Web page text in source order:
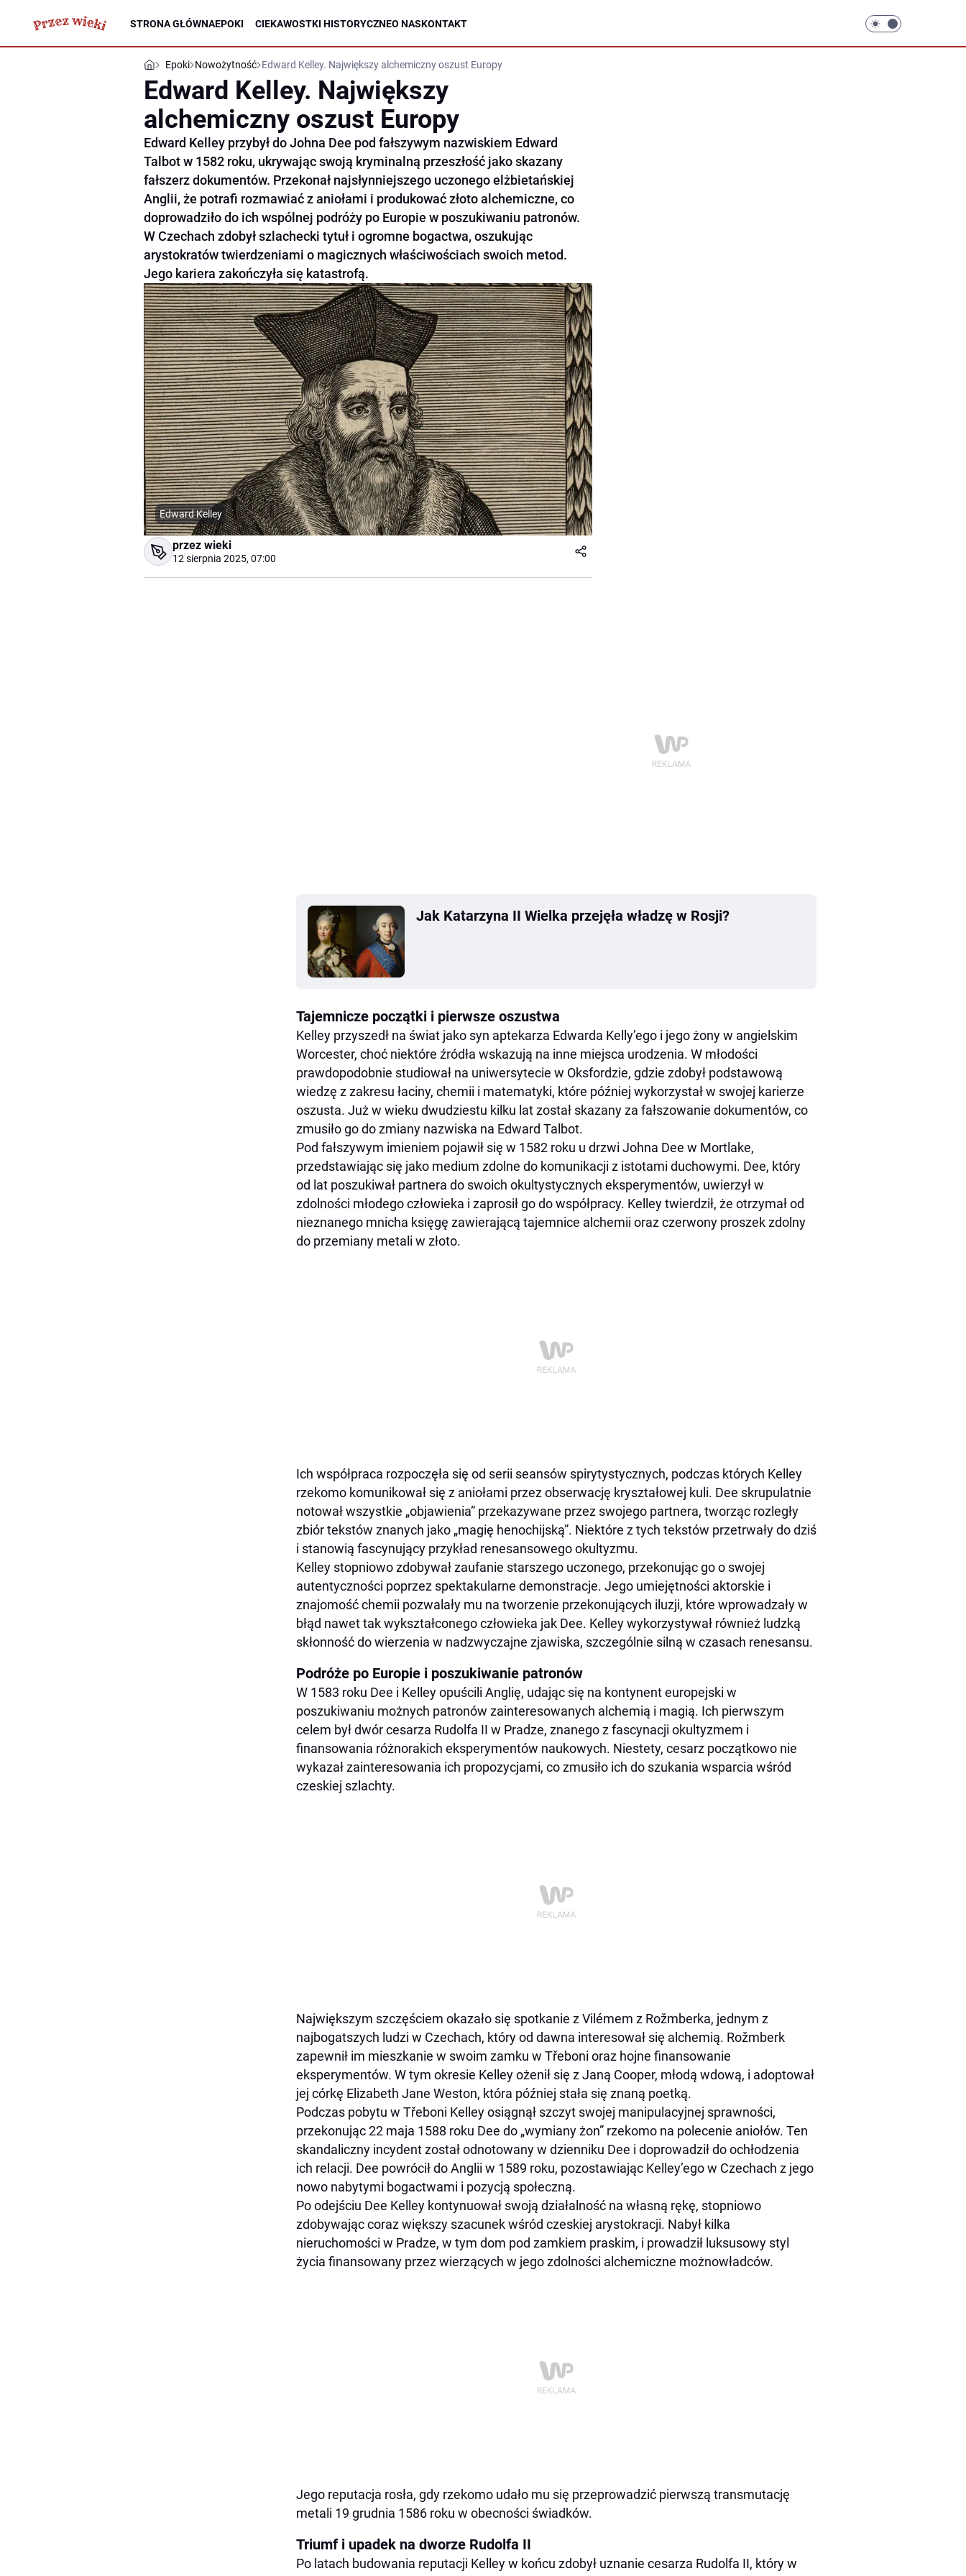
STRONA GŁÓWNAEPOKI CIEKAWOSTKI HISTORYCZNEO NASKONTAKT
Epoki Nowożytność Edward Kelley. Największy alchemiczny oszust Europy
Edward Kelley. Największy
alchemiczny oszust Europy
Edward Kelley przybył do Johna Dee pod fałszywym nazwiskiem Edward
Talbot w 1582 roku, ukrywając swoją kryminalną przeszłość jako skazany
fałszerz dokumentów. Przekonał najsłynniejszego uczonego elżbietańskiej
Anglii, że potrafi rozmawiać z aniołami i produkować złoto alchemiczne, co
doprowadziło do ich wspólnej podróży po Europie w poszukiwaniu patronów.
W Czechach zdobył szlachecki tytuł i ogromne bogactwa, oszukując
arystokratów twierdzeniami o magicznych właściwościach swoich metod.
Jego kariera zakończyła się katastrofą.
Edward Kelley
przez wieki
12 sierpnia 2025, 07:00
Jak Katarzyna II Wielka przejęła władzę w Rosji?
Tajemnicze początki i pierwsze oszustwa
Kelley przyszedł na świat jako syn aptekarza Edwarda Kelly’ego i jego żony w angielskim
Worcester, choć niektóre źródła wskazują na inne miejsca urodzenia. W młodości
prawdopodobnie studiował na uniwersytecie w Oksfordzie, gdzie zdobył podstawową
wiedzę z zakresu łaciny, chemii i matematyki, które później wykorzystał w swojej karierze
oszusta. Już w wieku dwudziestu kilku lat został skazany za fałszowanie dokumentów, co
zmusiło go do zmiany nazwiska na Edward Talbot.
Pod fałszywym imieniem pojawił się w 1582 roku u drzwi Johna Dee w Mortlake,
przedstawiając się jako medium zdolne do komunikacji z istotami duchowymi. Dee, który
od lat poszukiwał partnera do swoich okultystycznych eksperymentów, uwierzył w
zdolności młodego człowieka i zaprosił go do współpracy. Kelley twierdził, że otrzymał od
nieznanego mnicha księgę zawierającą tajemnice alchemii oraz czerwony proszek zdolny
do przemiany metali w złoto.
Ich współpraca rozpoczęła się od serii seansów spirytystycznych, podczas których Kelley
rzekomo komunikował się z aniołami przez obserwację kryształowej kuli. Dee skrupulatnie
notował wszystkie „objawienia” przekazywane przez swojego partnera, tworząc rozległy
zbiór tekstów znanych jako „magię henochijską”. Niektóre z tych tekstów przetrwały do dziś
i stanowią fascynujący przykład renesansowego okultyzmu.
Kelley stopniowo zdobywał zaufanie starszego uczonego, przekonując go o swojej
autentyczności poprzez spektakularne demonstracje. Jego umiejętności aktorskie i
znajomość chemii pozwalały mu na tworzenie przekonujących iluzji, które wprowadzały w
błąd nawet tak wykształconego człowieka jak Dee. Kelley wykorzystywał również ludzką
skłonność do wierzenia w nadzwyczajne zjawiska, szczególnie silną w czasach renesansu.
Podróże po Europie i poszukiwanie patronów
W 1583 roku Dee i Kelley opuścili Anglię, udając się na kontynent europejski w
poszukiwaniu możnych patronów zainteresowanych alchemią i magią. Ich pierwszym
celem był dwór cesarza Rudolfa II w Pradze, znanego z fascynacji okultyzmem i
finansowania różnorakich eksperymentów naukowych. Niestety, cesarz początkowo nie
wykazał zainteresowania ich propozycjami, co zmusiło ich do szukania wsparcia wśród
czeskiej szlachty.
Największym szczęściem okazało się spotkanie z Vilémem z Rožmberka, jednym z
najbogatszych ludzi w Czechach, który od dawna interesował się alchemią. Rožmberk
zapewnił im mieszkanie w swoim zamku w Třeboni oraz hojne finansowanie
eksperymentów. W tym okresie Kelley ożenił się z Janą Cooper, młodą wdową, i adoptował
jej córkę Elizabeth Jane Weston, która później stała się znaną poetką.
Podczas pobytu w Třeboni Kelley osiągnął szczyt swojej manipulacyjnej sprawności,
przekonując 22 maja 1588 roku Dee do „wymiany żon” rzekomo na polecenie aniołów. Ten
skandaliczny incydent został odnotowany w dzienniku Dee i doprowadził do ochłodzenia
ich relacji. Dee powrócił do Anglii w 1589 roku, pozostawiając Kelley’ego w Czechach z jego
nowo nabytymi bogactwami i pozycją społeczną.
Po odejściu Dee Kelley kontynuował swoją działalność na własną rękę, stopniowo
zdobywając coraz większy szacunek wśród czeskiej arystokracji. Nabył kilka
nieruchomości w Pradze, w tym dom pod zamkiem praskim, i prowadził luksusowy styl
życia finansowany przez wierzących w jego zdolności alchemiczne możnowładców.
Jego reputacja rosła, gdy rzekomo udało mu się przeprowadzić pierwszą transmutację
metali 19 grudnia 1586 roku w obecności świadków.
Triumf i upadek na dworze Rudolfa II
Po latach budowania reputacji Kelley w końcu zdobył uznanie cesarza Rudolfa II, który w